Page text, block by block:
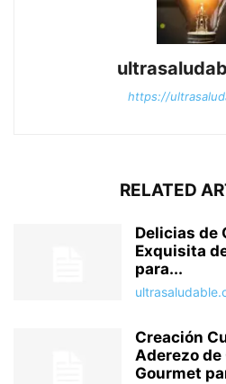
https://
RELATED
Delicias de
Exquisita
para...
Creación
Aderezo de
Gourmet